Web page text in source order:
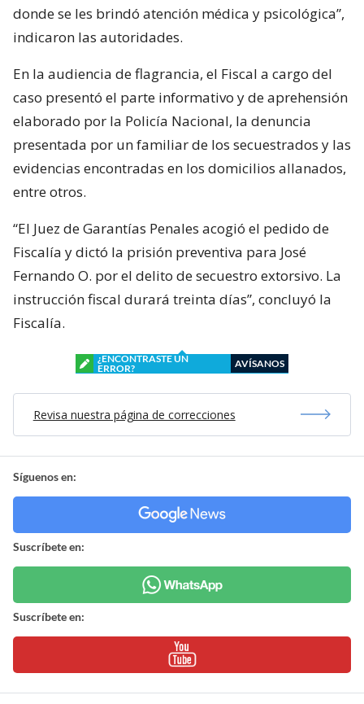
donde se les brindó atención médica y psicológica”,
indicaron las autoridades.
En la audiencia de flagrancia, el Fiscal a cargo del
caso presentó el parte informativo y de aprehensión
elaborado por la Policía Nacional, la denuncia
presentada por un familiar de los secuestrados y las
evidencias encontradas en los domicilios allanados,
entre otros.
“El Juez de Garantías Penales acogió el pedido de
Fiscalía y dictó la prisión preventiva para José
Fernando O. por el delito de secuestro extorsivo. La
instrucción fiscal durará treinta días”, concluyó la
Fiscalía.
¿ENCONTRASTE UN
ERROR?
AVÍSANOS
Revisa nuestra página de correcciones
Síguenos en:
Suscríbete en:
Suscríbete en: